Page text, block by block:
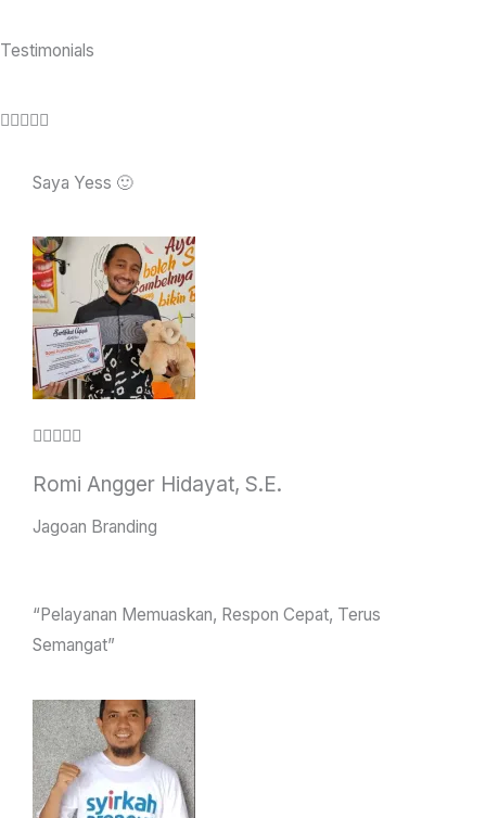
Testimonials

t
d
5
o
u
t
o
Saya Yess 🙂

e
.
5
u
t
o
f
Romi Angger Hidayat, S.E.
Jagoan Branding
“Pelayanan Memuaskan, Respon Cepat, Terus
Semangat”